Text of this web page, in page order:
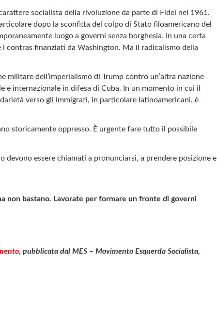
socialista della rivoluzione da parte di Fidel nel 1961.
dopo la sconfitta del colpo di Stato filoamericano del
luogo a governi senza borghesia. In una certa
contras finanziati da Washington. Ma il radicalismo della
militare dell’imperialismo di Trump contro un’altra nazione
internazionale in difesa di Cuba. In un momento in cui il
verso gli immigrati, in particolare latinoamericani, è
storicamente oppresso. È urgente fare tutto il possibile
essere chiamati a pronunciarsi, a prendere posizione e
non bastano. Lavorate per formare un fronte di governi
, pubblicata dal MES – Movimento Esquerda Socialista,